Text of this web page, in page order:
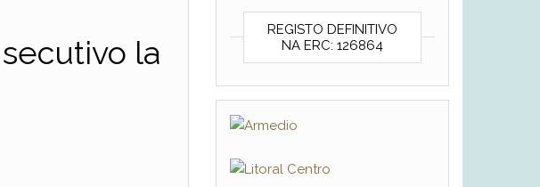
la
REGISTO DEFINITIVO
NA ERC: 126864